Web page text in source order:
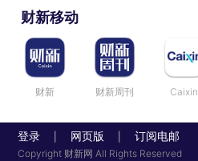
财新移动
财新 财新周刊 Caixin
登录 网页版 订阅电邮
Copyright 财新网 All Rights Reserved